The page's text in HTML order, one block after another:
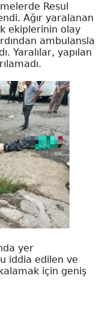
Resul
Ağır yaralanan
ekiplerinin olay
ambulansla
Yaralılar, yapılan
yer
iddia edilen ve
için geniş